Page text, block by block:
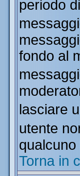
periodo
fondo al
lasciare
utente
Torna in